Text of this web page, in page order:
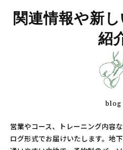
関連情報や新
紹
blog
営業やコース、トレーニング内容
ログ形式でお届けいたします。地